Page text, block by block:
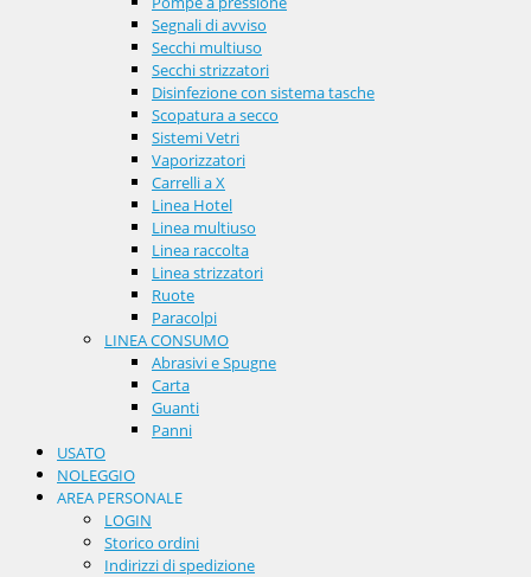
Segnali di avviso
Secchi multiuso
Secchi strizzatori
Disinfezione con sistema tasche
Scopatura a secco
Sistemi Vetri
Vaporizzatori
Carrelli a X
Linea Hotel
Linea multiuso
Linea raccolta
Linea strizzatori
Ruote
Paracolpi
LINEA CONSUMO
Abrasivi e Spugne
Carta
Guanti
Panni
USATO
NOLEGGIO
AREA PERSONALE
LOGIN
Storico ordini
Indirizzi di spedizione